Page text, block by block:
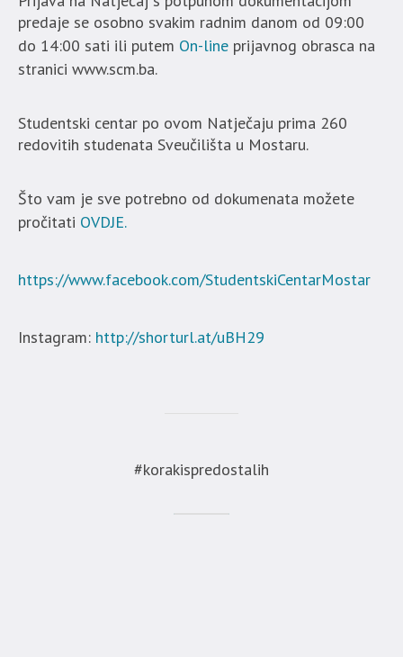
predaje se osobno svakim radnim danom od 09:00
do 14:00 sati ili putem On-lineprijavnog obrasca na
stranici www.scm.ba.
Studentski centar po ovom Natječaju prima 260
redovitih studenata Sveučilišta u Mostaru.
Što vam je sve potrebno od dokumenata možete
pročitati OVDJE.
https://www.facebook.com/StudentskiCentarMostar
Instagram: http://shorturl.at/uBH29
#korakispredostalih